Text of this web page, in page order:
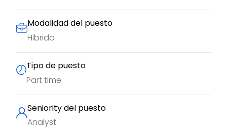
Modalidad del puesto
Hibrido
Tipo de puesto
Part time
Seniority del puesto
Analyst